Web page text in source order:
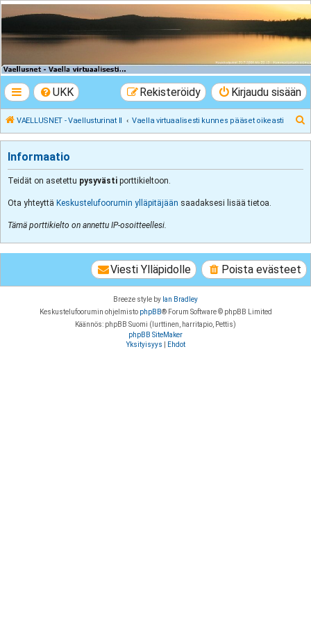
VAELLUSNET -
Vaellusturinat II
UKK Kirjaudu sisään
Rekisteröidy
VAELLUSNET - Vaellusturinat II Vaella virtuaalisesti kunnes pääset oikeasti
Informaatio
Teidät on asetettu pysyvästi porttikieltoon.
Ota yhteyttä Keskustelufoorumin ylläpitäjään saadaksesi lisää tietoa.
Tämä porttikielto on annettu IP-osoitteellesi.
Poista evästeet
Viesti Ylläpidolle
Breeze style by Ian Bradley
Keskustelufoorumin ohjelmisto phpBB® Forum Software © phpBB Limited
Käännös: phpBB Suomi (lurttinen, harritapio, Pettis)
phpBB SiteMaker
Yksityisyys
Ehdot